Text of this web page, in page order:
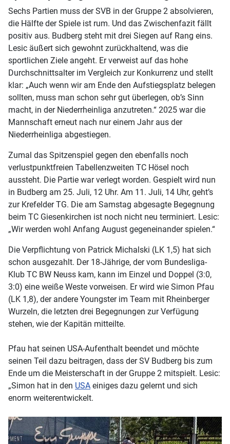
Sechs Partien muss der SVB in der Gruppe 2 absolvieren,
die Hälfte der Spiele ist rum. Und das Zwischenfazit fällt
positiv aus. Budberg steht mit drei Siegen auf Rang eins.
Lesic äußert sich gewohnt zurückhaltend, was die
sportlichen Ziele angeht. Er verweist auf das hohe
Durchschnittsalter im Vergleich zur Konkurrenz und stellt
klar: „Auch wenn wir am Ende den Aufstiegsplatz belegen
sollten, muss man schon sehr gut überlegen, ob’s Sinn
macht, in der Niederrheinliga anzutreten.“ 2025 war die
Mannschaft erneut nach nur einem Jahr aus der
Niederrheinliga abgestiegen.
Zumal das Spitzenspiel gegen den ebenfalls noch
verlustpunktfreien Tabellenzweiten TC Hösel noch
aussteht. Die Partie war verlegt worden. Gespielt wird nun
in Budberg am 25. Juli, 12 Uhr. Am 11. Juli, 14 Uhr, geht’s
zur Krefelder TG. Die am Samstag abgesagte Begegnung
beim TC Giesenkirchen ist noch nicht neu terminiert. Lesic:
„Wir werden wohl Anfang August gegeneinander spielen.“
Die Verpflichtung von Patrick Michalski (LK 1,5) hat sich
schon ausgezahlt. Der 18-Jährige, der vom Bundesliga-
Klub TC BW Neuss kam, kann im Einzel und Doppel (3:0,
3:0) eine weiße Weste vorweisen. Er wird wie Simon Pfau
(LK 1,8), der andere Youngster im Team mit Rheinberger
Wurzeln, die letzten drei Begegnungen zur Verfügung
stehen, wie der Kapitän mitteilte.
Pfau hat seinen USA-Aufenthalt beendet und möchte
seinen Teil dazu beitragen, dass der SV Budberg bis zum
Ende um die Meisterschaft in der Gruppe 2 mitspielt. Lesic:
„Simon hat in den USA einiges dazu gelernt und sich
enorm weiterentwickelt.